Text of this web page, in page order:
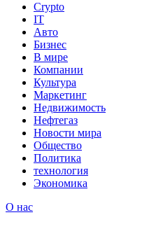
Crypto
IT
Авто
Бизнес
В мире
Компании
Культура
Маркетинг
Недвижимость
Нефтегаз
Новости мира
Общество
Политика
технология
Экономика
О нас